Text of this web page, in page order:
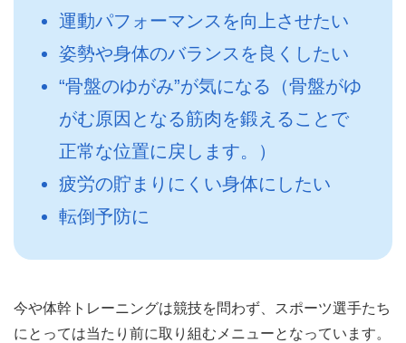
運動パフォーマンスを向上させたい
姿勢や身体のバランスを良くしたい
“骨盤のゆがみ”が気になる（骨盤がゆ
がむ原因となる筋肉を鍛えることで
正常な位置に戻します。）
疲労の貯まりにくい身体にしたい
転倒予防に
今や体幹トレーニングは競技を問わず、スポーツ選手たち
にとっては当たり前に取り組むメニューとなっています。